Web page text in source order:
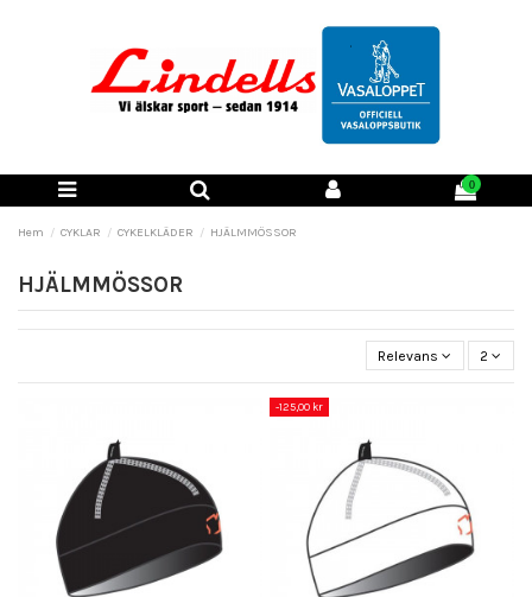
0
Hem CYKLAR CYKELKLÄDER HJÄLMMÖSSOR
HJÄLMMÖSSOR
Relevans 2
-125,00 kr